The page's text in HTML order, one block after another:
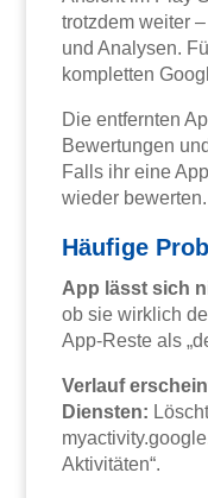
trotzdem weiter
und Analysen.
kompletten
Die entfernten
Bewertungen
Falls ihr eine
wieder bewerten.
Häufige
App lässt sich
ob sie wirklich
App-Reste als
Verlauf
Diensten:
Aktivitäten“.